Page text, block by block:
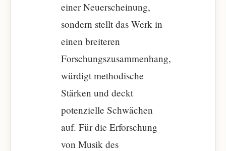
einer Neuerscheinung,
sondern stellt das Werk in
einen breiteren
Forschungszusammenhang,
würdigt methodische
Stärken und deckt
potenzielle Schwächen
auf. Für die Erforschung
von Musik des